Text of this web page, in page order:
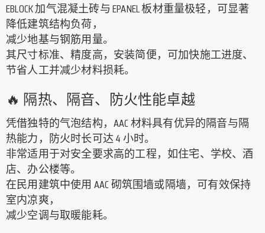
EBLOCK 加气混凝土砖与 EPANEL 板材重量极轻，可显著
降低建筑结构负荷，
减少地基与钢筋用量。
其尺寸标准、精度高，安装简便，可加快施工进度、
节省人工并减少材料损耗。
🔥 隔热、隔音、防火性能卓越
凭借独特的气泡结构，AAC 材料具有优异的隔音与隔
热能力，防火时长可达 4 小时。
非常适用于对安全要求高的工程，如住宅、学校、酒
店、办公楼等。
在民用建筑中使用 AAC 砌筑围墙或隔墙，可有效保持
室内凉爽，
减少空调与取暖能耗。